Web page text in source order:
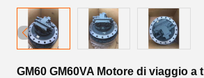
GM60 GM60VA Motore di viaggio a